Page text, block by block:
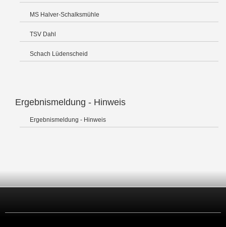
MS Halver-Schalksmühle
TSV Dahl
Schach Lüdenscheid
Ergebnismeldung - Hinweis
Ergebnismeldung - Hinweis